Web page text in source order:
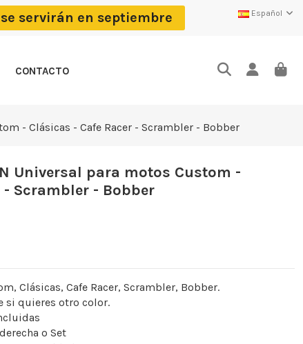
servirán en septiembre Español
CONTACTO
- Clásicas - Cafe Racer - Scrambler - Bobber
Universal para motos Custom -
- Scrambler - Bobber
Clásicas, Cafe Racer, Scrambler, Bobber.
si quieres otro color.
o Set